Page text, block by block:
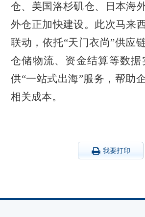
仓、美国洛杉矶仓、
日本海
外仓正加快建设。此次马来
联动，依托“天门衣尚”供应
仓储物流、资金结算等数据
供“一站式出海”服务，帮助
相关成本。
我要打印